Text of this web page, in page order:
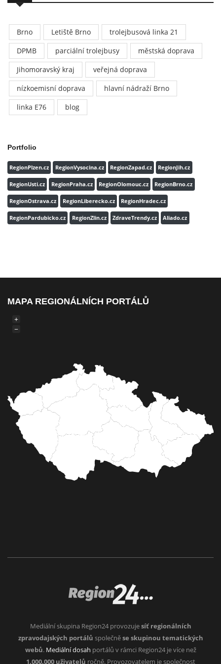
Brno Letiště Brno
trolejbusová linka 21
DPMB
parciální trolejbusy
městská doprava
Jihomoravský kraj
veřejná doprava
nízkoemisní doprava
hlavní nádraží Brno
linka E76
blog
Portfolio
RegionPlzen.cz RegionVysocina.cz RegionZapad.cz RegionJih.cz
RegionUsti.cz RegionPraha.cz RegionOlomouc.cz RegionBrno.cz
RegionOstrava.cz RegionLiberecko.cz RegionHradec.cz
RegionPardubicko.cz RegionZlin.cz ZdraveTrendy.cz Aliado.cz
MAPA REGIONÁLNÍCH PORTÁLŮ
+
−
Mediální skupina Region24 provozujesíť regionálních
zpravodajských portálů společněse skupinou tematických
webů. Mediální dosah portálů v rámci Region24 je více než
1.000.000 uživatelů ročně. Provozovatelem je společnost